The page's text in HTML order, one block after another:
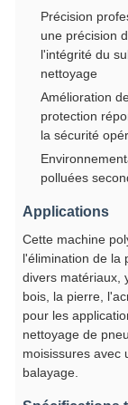
Précision
une précision
l'intégrité du
nettoyage
Amélioration
protection
la sécurité
polluées
Applications
Cette machine
l'élimination de la
divers matériaux,
bois, la pierre,
pour les
nettoyage de
moisissures avec
balayage.